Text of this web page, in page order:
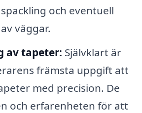
och eventuell
väggar.
av tapeter: Självklart är
främsta uppgift att
med precision. De
och erfarenheten för att